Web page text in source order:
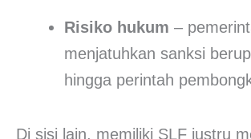
Risiko hukum –
menjatuhkan sanksi
hingga perintah
Di sisi lain, memiliki SLF justru